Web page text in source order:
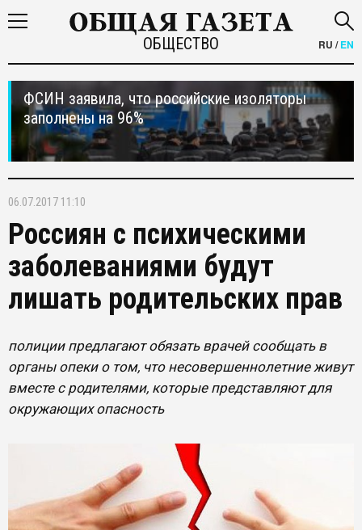
ОБЩЕСТВО RU /EN
ФСИН заявила, что российские изоляторы
заполнены на 96%
06.07.2017 11:10
Россиян с психическими
заболеваниями будут
лишать родительских прав
полиции предлагают обязать врачей сообщать в
органы опеки о том, что несовершеннолетние живут
вместе с родителями, которые представляют для
окружающих опасность